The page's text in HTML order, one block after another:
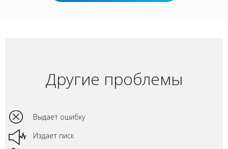
Другие проблемы
Выдает ошибку
Издает писк